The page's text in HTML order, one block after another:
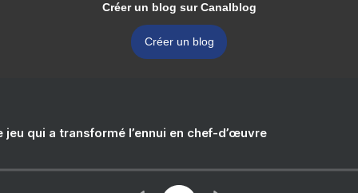
Créer un blog sur Canalblog
Créer un blog
jeu qui a transformé l’ennui en chef-d’œuvre